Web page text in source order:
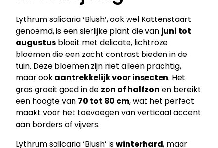
r
i
a
‘
B
l
u
s
h
’
Lythrum salicaria ‘Blush’, ook wel Kattenstaart
genoemd, is een sierlijke plant die van juni tot
augustus bloeit met delicate, lichtroze
bloemen die een zacht contrast bieden in de
tuin. Deze bloemen zijn niet alleen prachtig,
maar ook aantrekkelijk voor insecten. Het
gras groeit goed in de zon of halfzon en bereikt
een hoogte van 70 tot 80 cm, wat het perfect
maakt voor het toevoegen van verticaal accent
aan borders of vijvers.
Lythrum salicaria ‘Blush’ iswinterhard, maar